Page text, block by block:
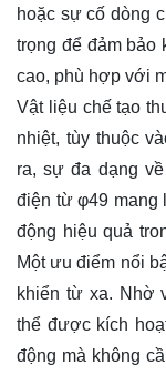
hoặc sự cố dòng
trọng để đảm bảo
cao, phù hợp với
Vật liệu chế tạo
nhiệt, tùy thuộc
ra, sự đa dạng
điện từ φ49 mang
động hiệu quả
Một ưu điểm nổi
khiển từ xa. Nhờ
thể được kích
động mà không